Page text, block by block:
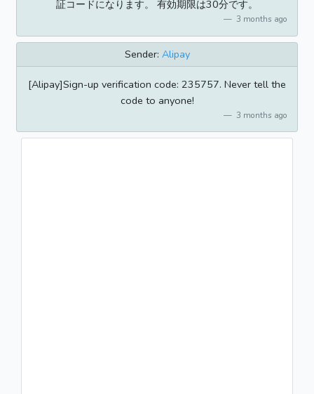
証コードになります。 有効期限は30分です。
3 months ago
Sender: Alipay
[Alipay]Sign-up verification code: 235757. Never tell the
code to anyone!
3 months ago